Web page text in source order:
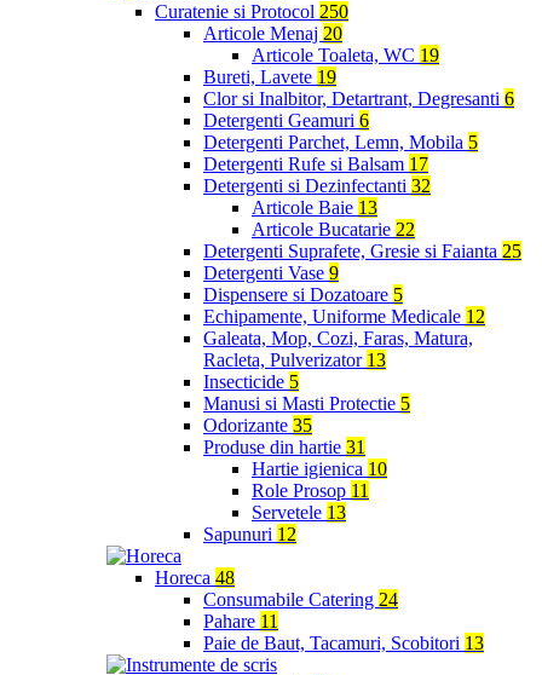
Curatenie si Protocol 250
Articole Menaj 20
Articole Toaleta, WC 19
Bureti, Lavete 19
Clor si Inalbitor, Detartrant, Degresanti 6
Detergenti Geamuri 6
Detergenti Parchet, Lemn, Mobila 5
Detergenti Rufe si Balsam 17
Detergenti si Dezinfectanti 32
Articole Baie 13
Articole Bucatarie 22
Detergenti Suprafete, Gresie si Faianta 25
Detergenti Vase 9
Dispensere si Dozatoare 5
Echipamente, Uniforme Medicale 12
Galeata, Mop, Cozi, Faras, Matura,
Racleta, Pulverizator 13
Insecticide 5
Manusi si Masti Protectie 5
Odorizante 35
Produse din hartie 31
Hartie igienica 10
Role Prosop 11
Servetele 13
Sapunuri 12
Horeca 48
Consumabile Catering 24
Pahare 11
Paie de Baut, Tacamuri, Scobitori 13